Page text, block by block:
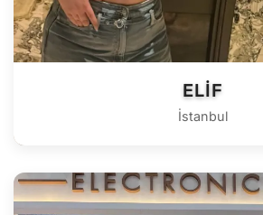
ELIF
İstanbul